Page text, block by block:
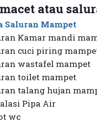
atau
Saluran Mampet
Kamar mandi
cuci piring
wastafel mampet
toilet mampet
talang hujan
Pipa Air
wc